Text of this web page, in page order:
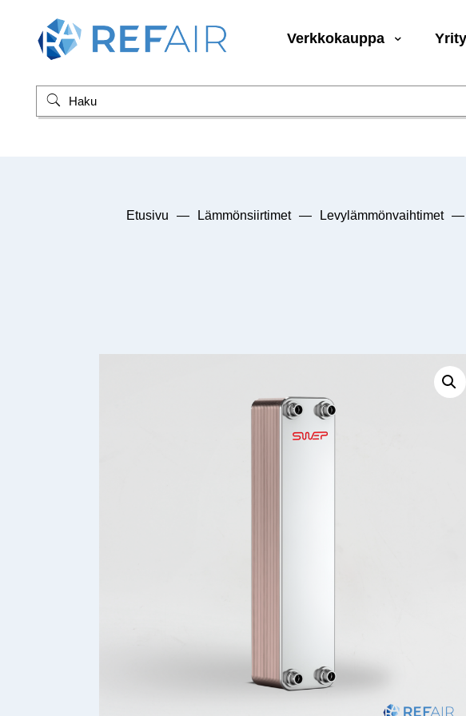
Verkkokauppa
Etusivu — Lämmönsiirtimet — Levylämmönvaihtimet —